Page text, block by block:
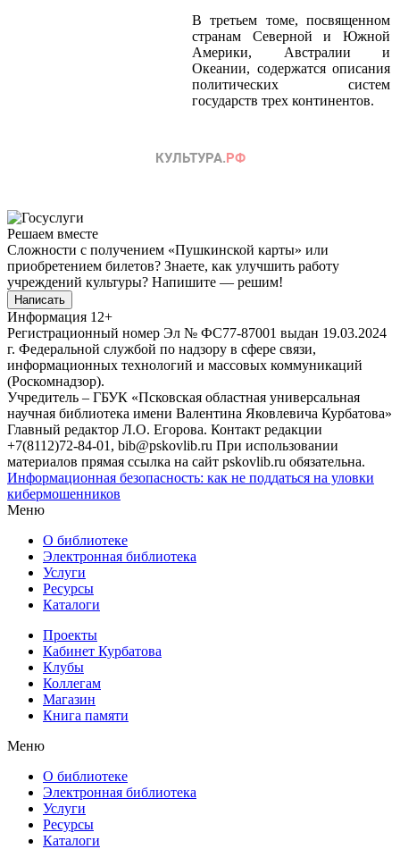
В третьем томе, посвященном
странам Северной и Южной
Америки, Австралии и
Океании, содержатся описания
политических систем
государств трех континентов.
Решаем вместе
Сложности с получением «Пушкинской карты» или
приобретением билетов? Знаете, как улучшить работу
учреждений культуры? Напишите — решим!
Написать
Информация 12+
Регистрационный номер Эл № ФС77-87001 выдан 19.03.2024
г. Федеральной службой по надзору в сфере связи,
информационных технологий и массовых коммуникаций
(Роскомнадзор).
Учредитель – ГБУК «Псковская областная универсальная
научная библиотека имени Валентина Яковлевича Курбатова»
Главный редактор Л.О. Егорова. Контакт редакции
+7(8112)72-84-01, bib@pskovlib.ru При использовании
материалов прямая ссылка на сайт pskovlib.ru обязательна.
Информационная безопасность: как не поддаться на уловки
кибермошенников
Меню
О библиотеке
Электронная библиотека
Услуги
Ресурсы
Каталоги
Проекты
Кабинет Курбатова
Клубы
Коллегам
Магазин
Книга памяти
Меню
О библиотеке
Электронная библиотека
Услуги
Ресурсы
Каталоги